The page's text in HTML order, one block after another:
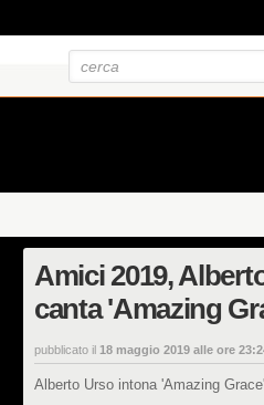
Amici 2019,
canta 'Amazing
pubblicato il 18 maggio 2019 alle ore
Alberto Urso intona 'Amazing